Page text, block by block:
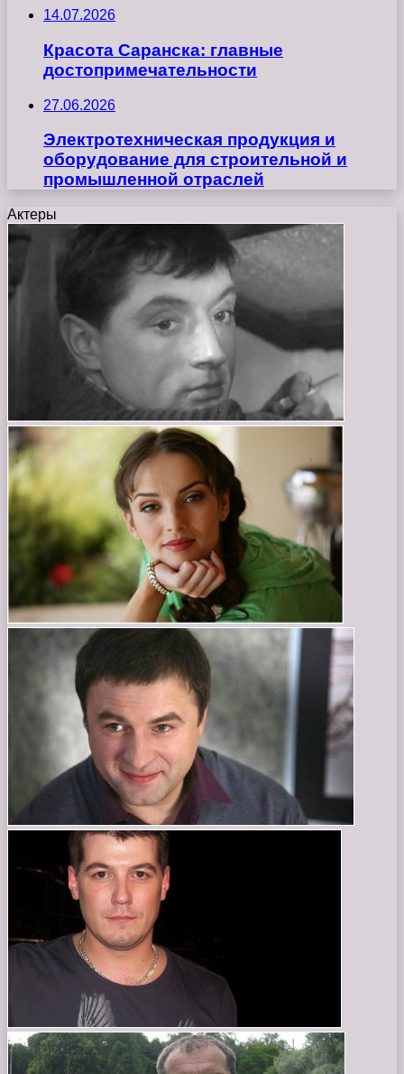
14.07.2026
Красота Саранска: главные
достопримечательности
27.06.2026
Электротехническая продукция и
оборудование для строительной и
промышленной отраслей
Актеры